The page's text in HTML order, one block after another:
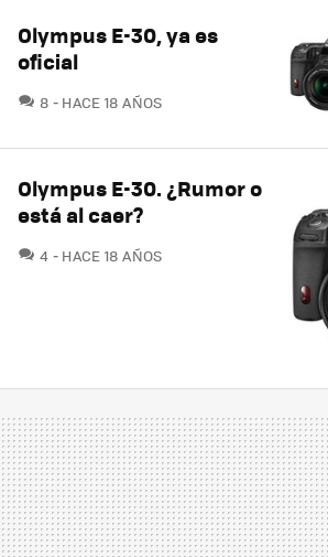
Olympus E-30, ya es
oficial
8 COMENTARIOS
HACE 18 AÑOS
Olympus E-30. ¿Rumor o
está al caer?
4 COMENTARIOS
HACE 18 AÑOS